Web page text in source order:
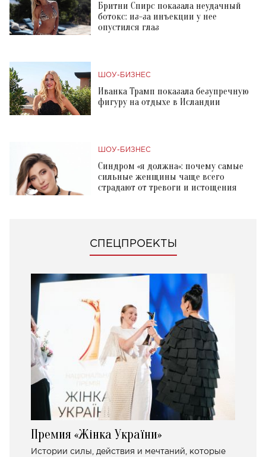
Бритни Спирс показала неудачный
ботокс: из-за инъекции у нее
опустился глаз
ШОУ-БИЗНЕС
Иванка Трамп показала безупречную
фигуру на отдыхе в Исландии
ШОУ-БИЗНЕС
Синдром «я должна»: почему самые
сильные женщины чаще всего
страдают от тревоги и истощения
СПЕЦПРОЕКТЫ
Премия «Жінка України»
Истории силы, действия и мечтаний, которые